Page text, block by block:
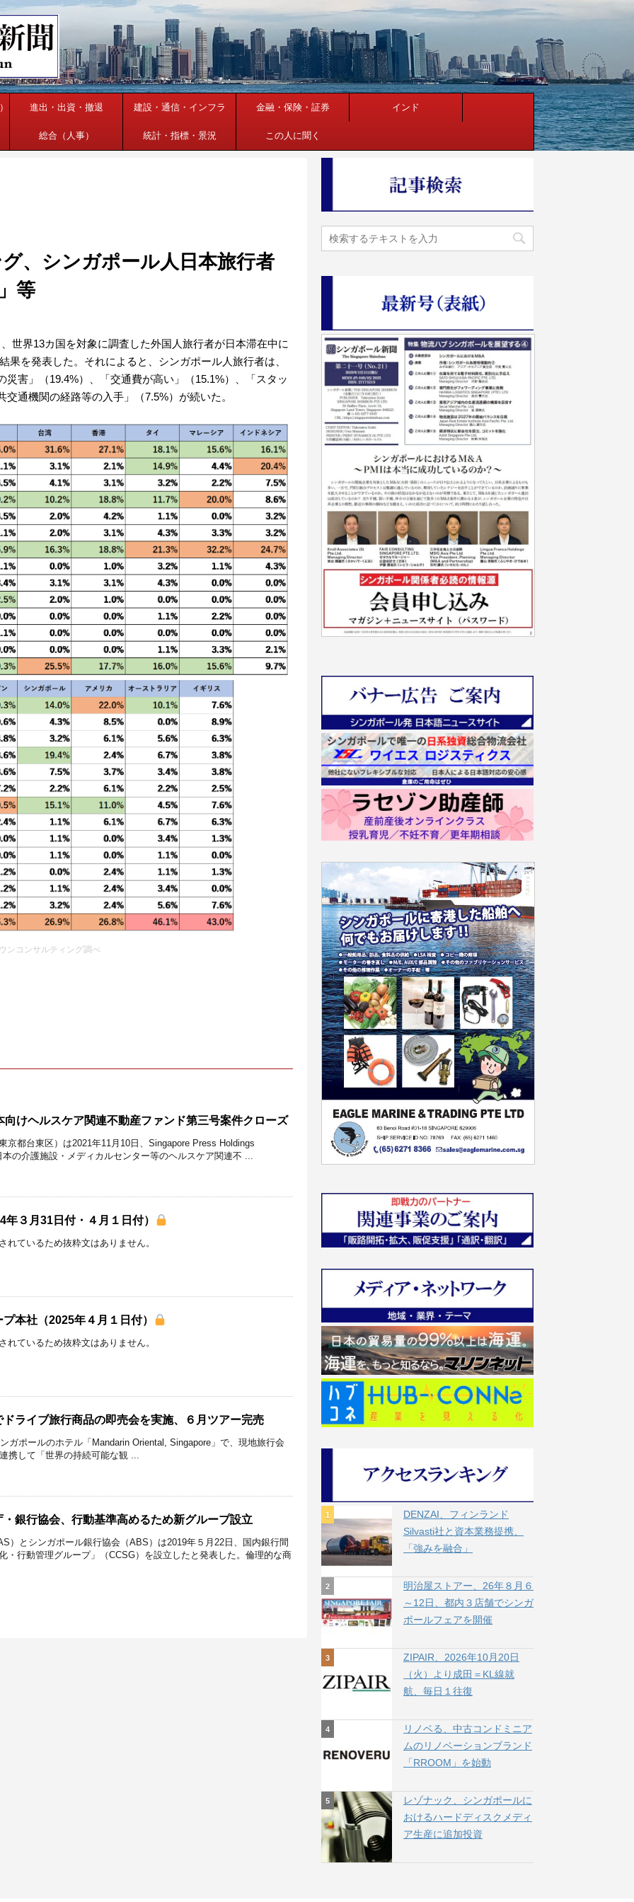
進出・出資・撤退 建設・通信・インフラ 金融・保険・証券 インド
総合（人事） 統計・指標・景況 この人に聞く
、シンガポール人日本旅行者
等
世界13カ国を対象に調査した外国人旅行者が日本滞在中に
果を発表した。それによると、シンガポール人旅行者は、
害」（19.4%）、「交通費が高い」（15.1%）、「スタッ
通機関の経路等の入手」（7.5%）が続いた。
ンコンサルティング調べ
けヘルスケア関連不動産ファンド第三号案件クローズ
京都台東区）は2021年11月10日、Singapore Press Holdings
の介護施設・メディカルセンター等のヘルスケア関連不 ...
３月31日付・４月１日付）
れているため抜粋文はありません。
本社（2025年４月１日付）
れているため抜粋文はありません。
ライブ旅行商品の即売会を実施、６月ツアー完売
ガポールのホテル「Mandarin Oriental, Singapore」で、現地旅行会
携して「世界の持続可能な観 ...
銀行協会、行動基準高めるため新グループ設立
）とシンガポール銀行協会（ABS）は2019年５月22日、国内銀行間
・行動管理グループ」（CCSG）を設立したと発表した。倫理的な商
DENZAI、フィンランド
Silvasti社と資本業務提携、
「強みを融合」
明治屋ストアー、26年８月６
～12日、都内３店舗でシンガ
ポールフェアを開催
ZIPAIR、2026年10月20日
（火）より成田＝KL線就
航、毎日１往復
リノベる、中古コンドミニア
ムのリノベーションブランド
「RROOM」を始動
レゾナック、シンガポールに
おけるハードディスクメディ
ア生産に追加投資